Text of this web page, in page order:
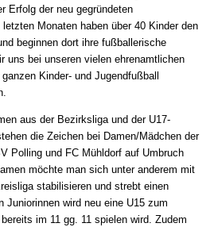
Erfolg der neu gegründeten
Monaten haben über 40 Kinder den
beginnen dort ihre fußballerische
uns bei unseren vielen ehrenamtlichen
Kinder- und Jugendfußball
aus der Bezirksliga und der U17-
die Zeichen bei Damen/Mädchen der
Polling und FC Mühldorf auf Umbruch
möchte man sich unter anderem mit
stabilisieren und strebt einen
Juniorinnen wird neu eine U15 zum
im 11 gg. 11 spielen wird. Zudem